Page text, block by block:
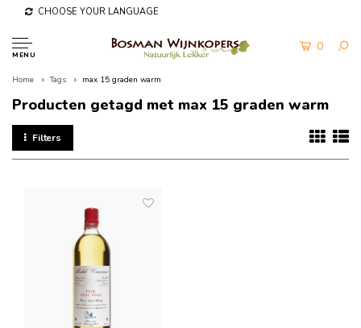
CHOOSE YOUR LANGUAGE
MENU
0
Home Tags max 15 graden warm
Producten getagd met max 15 graden warm
Filters